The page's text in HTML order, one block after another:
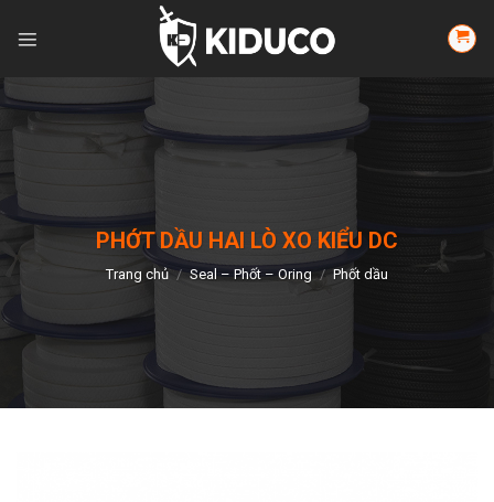
PHỚT DẦU HAI LÒ XO KIỂU DC
Trang chủ / Seal – Phốt – Oring / Phốt dầu